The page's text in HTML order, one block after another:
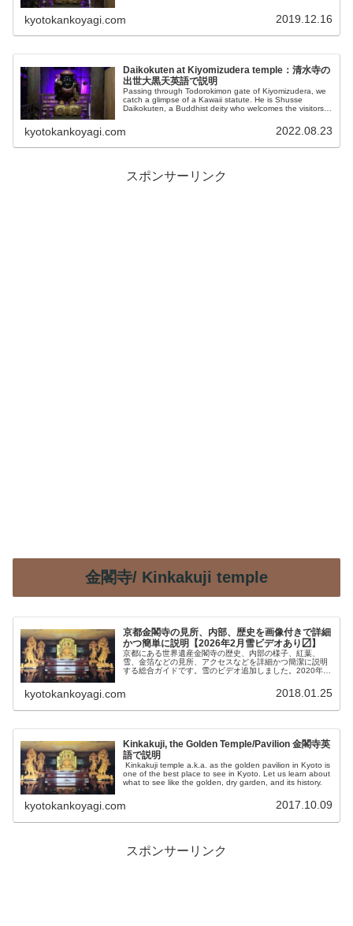
kyotokankoyagi.com 2019.12.16
Daikokuten at Kiyomizudera temple：清水寺の
出世大黒天英語で説明
Passing through Todorokimon gate of Kiyomizudera, we
catch a glimpse of a Kawaii statute. He is Shusse
Daikokuten, a Buddhist deity who welcomes the visitors
kyotokankoyagi.com 2022.08.23
スポンサーリンク
金閣寺/ Kinkakuji temple
京都金閣寺の見所、内部、歴史を画像付きで詳細
かつ簡単に説明【2026年2月雪ビデオあり〼】
京都にある世界遺産金閣寺の歴史、内部の様子、紅葉、
雪、金箔などの見所、アクセスなどを詳細かつ簡潔に説明
する総合ガイドです。雪のビデオ追加しました。2020年9
は終了し、三か月振りに舎利殿の姿を目にすることができ
ます。
kyotokankoyagi.com 2018.01.25
Kinkakuji, the Golden Temple/Pavilion 金閣寺英
語で説明
Kinkakuji temple a.k.a. as the golden pavilion in Kyoto is
one of the best place to see in Kyoto. Let us learn about
what to see like the golden, dry garden, and its history.
kyotokankoyagi.com 2017.10.09
スポンサーリンク